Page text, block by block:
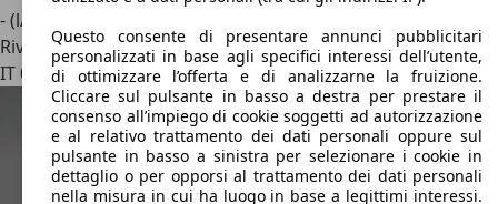
- (l/100 km)
Rivenditore
IT 00138 Roma - Rm
Questo consente di presentare annunci pubblicitari
personalizzati in base agli specifici interessi dell’utente,
di ottimizzare l’offerta e di analizzarne la fruizione.
Cliccare sul pulsante in basso a destra per prestare il
consenso all’impiego di cookie soggetti ad autorizzazione
e al relativo trattamento dei dati personali oppure sul
pulsante in basso a sinistra per selezionare i cookie in
dettaglio o per opporsi al trattamento dei dati personali
nella misura in cui ha luogo in base a legittimi interessi.